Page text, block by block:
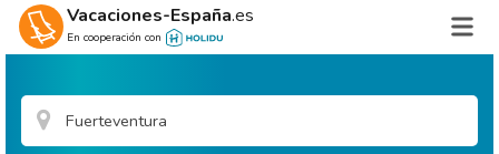
Vacaciones-España.es
En cooperación con